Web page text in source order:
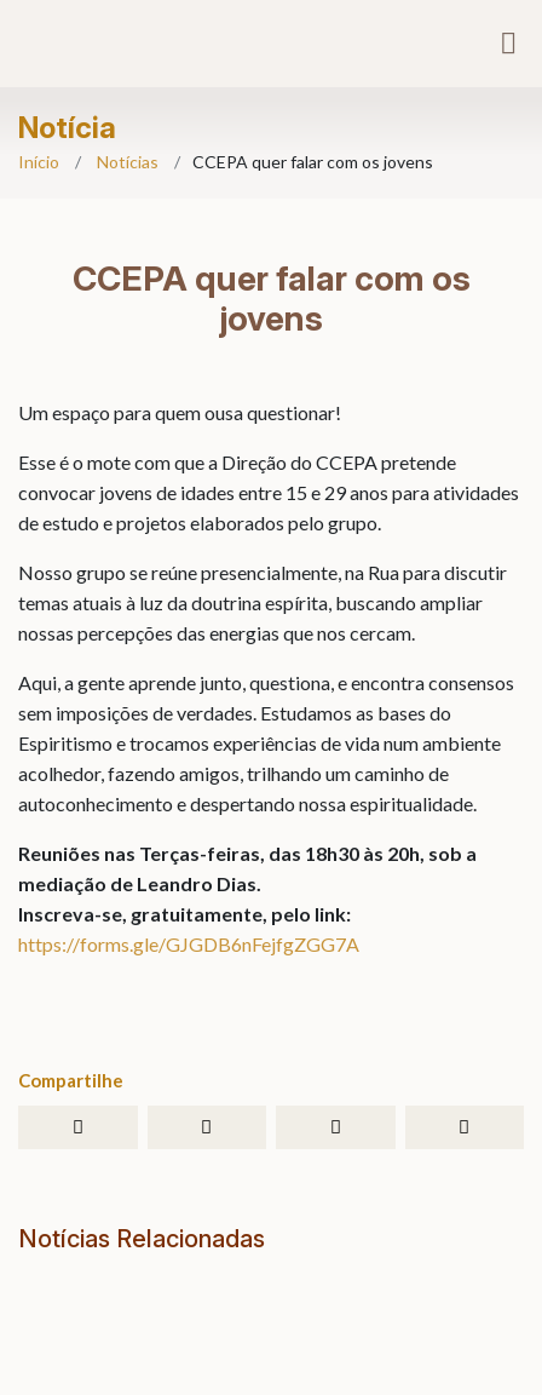
Notícia
Início Notícias CCEPA quer falar com os jovens
CCEPA quer falar com os
jovens
Um espaço para quem ousa questionar!
Esse é o mote com que a Direção do CCEPA pretende
convocar jovens de idades entre 15 e 29 anos para atividades
de estudo e projetos elaborados pelo grupo.
Nosso grupo se reúne presencialmente, na Rua para discutir
temas atuais à luz da doutrina espírita, buscando ampliar
nossas percepções das energias que nos cercam.
Aqui, a gente aprende junto, questiona, e encontra consensos
sem imposições de verdades. Estudamos as bases do
Espiritismo e trocamos experiências de vida num ambiente
acolhedor, fazendo amigos, trilhando um caminho de
autoconhecimento e despertando nossa espiritualidade.
Reuniões nas Terças-feiras, das 18h30 às 20h, sob a
mediação de Leandro Dias.
Inscreva-se, gratuitamente, pelo link:
https://forms.gle/GJGDB6nFejfgZGG7A
Compartilhe
Notícias Relacionadas